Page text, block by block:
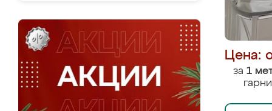
Цена:
за 1